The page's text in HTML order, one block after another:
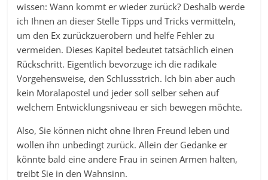
wissen: Wann kommt er wieder zurück? Deshalb werde
ich Ihnen an dieser Stelle Tipps und Tricks vermitteln,
um den Ex zurückzuerobern und helfe Fehler zu
vermeiden. Dieses Kapitel bedeutet tatsächlich einen
Rückschritt. Eigentlich bevorzuge ich die radikale
Vorgehensweise, den Schlussstrich. Ich bin aber auch
kein Moralapostel und jeder soll selber sehen auf
welchem Entwicklungsniveau er sich bewegen möchte.
Also, Sie können nicht ohne Ihren Freund leben und
wollen ihn unbedingt zurück. Allein der Gedanke er
könnte bald eine andere Frau in seinen Armen halten,
treibt Sie in den Wahnsinn.